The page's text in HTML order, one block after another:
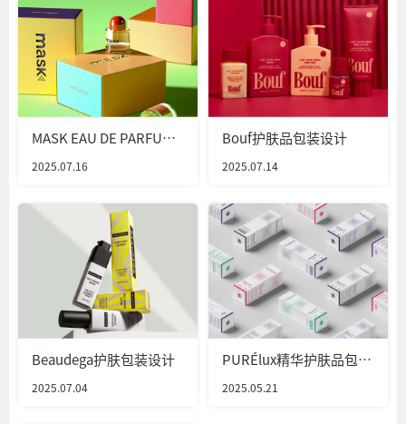
MASK EAU DE PARFUM
2025.07.16
Bouf护肤品包装设计
2025.07.14
Beaudega护肤包装设计
2025.07.04
PURÉlux精华护肤品包装
2025.05.21